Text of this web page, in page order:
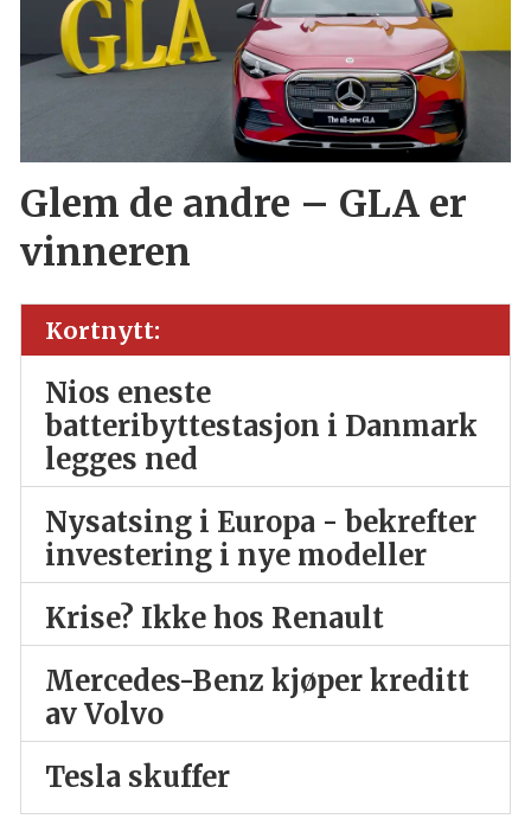
Glem de andre – GLA er
vinneren
Kortnytt:
Nios eneste
batteribyttestasjon i Danmark
legges ned
Nysatsing i Europa - bekrefter
investering i nye modeller
Krise? Ikke hos Renault
Mercedes-Benz kjøper kreditt
av Volvo
Tesla skuffer